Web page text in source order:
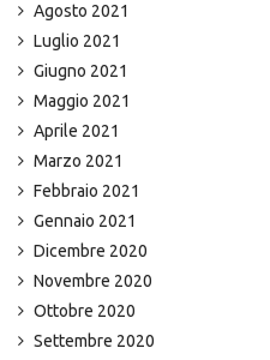
Agosto 2021
Luglio 2021
Giugno 2021
Maggio 2021
Aprile 2021
Marzo 2021
Febbraio 2021
Gennaio 2021
Dicembre 2020
Novembre 2020
Ottobre 2020
Settembre 2020